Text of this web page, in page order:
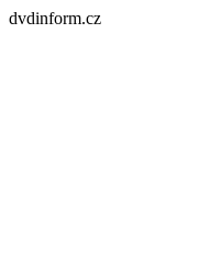
dvdinform.cz